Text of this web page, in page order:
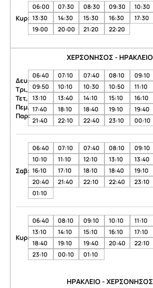
Κυρ:
06:00 07:30 08:30 09:30 10:30
13:30
14:30 15:30 16:30 17:30
19:00
20:00 21:20 22:20
ΧΕΡΣΟΝΗΣΟΣ - ΗΡΑΚΛΕΙΟ
Δευ,
Τρι,
Τετ,
Πεμ,
Παρ:
06:40 07:10 07:40 08:10 09:10
09:50
10:10 10:30 10:50 11:10
13:10
13:40 14:10 15:10 16:10
17:40
18:10 18:40 19:10 19:40
21:40
22:10 22:40 23:10 00:10
Σαβ:
06:40 07:10 07:40 08:10 09:10
10:10
11:10 12:10 13:10 13:40
16:10
17:10 18:10 18:40 19:10
20:40
21:40 22:10 22:40 23:10
01:10
Κυρ:
06:40 08:10 09:10 10:10 11:10
13:10
14:10 15:10 16:10 17:10
18:40
19:10 19:40 20:40 22:10
23:10
00:10 01:10
ΗΡΑΚΛΕΙΟ - ΧΕΡΣΟΝΗΣΟΣ